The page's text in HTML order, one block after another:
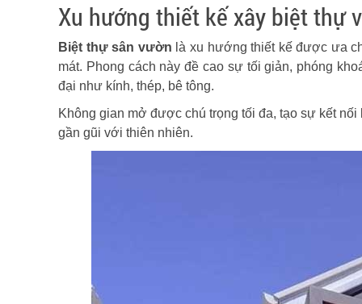
Xu hướng thiết kế xây biệt thự
Biệt thự sân vườn là xu hướng thiết kế được ưa
mát. Phong cách này đề cao sự tối giản, phóng
đại như kính, thép, bê tông.
Không gian mở được chú trọng tối đa, tạo sự kết
gần gũi với thiên nhiên.